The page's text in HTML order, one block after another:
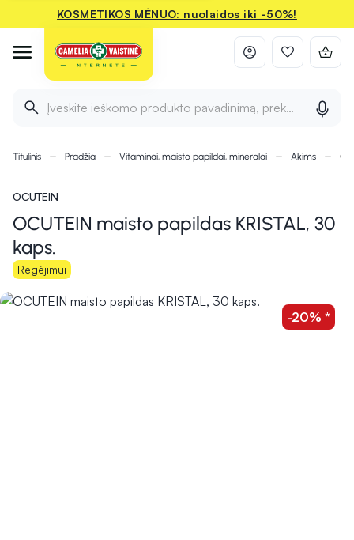
KOSMETIKOS MĖNUO: nuolaidos iki -50%!
Įveskite ieškomo produkto pavadinimą, prekės ženklą ir
Titulinis Pradžia Vitaminai, maisto papildai, mineralai Akims
OCUTEIN
OCUTEIN maisto papildas KRISTAL, 30
kaps.
Regėjimui
-20% *